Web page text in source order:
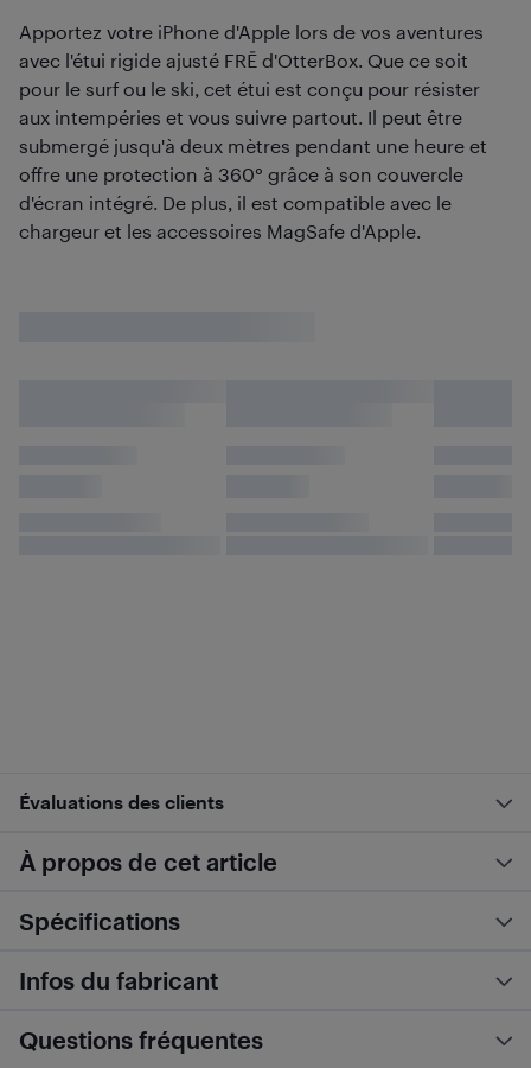
Apportez votre iPhone d'Apple lors de vos aventures
avec l'étui rigide ajusté FRĒ d'OtterBox. Que ce soit
pour le surf ou le ski, cet étui est conçu pour résister
aux intempéries et vous suivre partout. Il peut être
submergé jusqu'à deux mètres pendant une heure et
offre une protection à 360° grâce à son couvercle
d'écran intégré. De plus, il est compatible avec le
chargeur et les accessoires MagSafe d'Apple.
Évaluations des clients
À propos de cet article
Spécifications
Infos du fabricant
Questions fréquentes